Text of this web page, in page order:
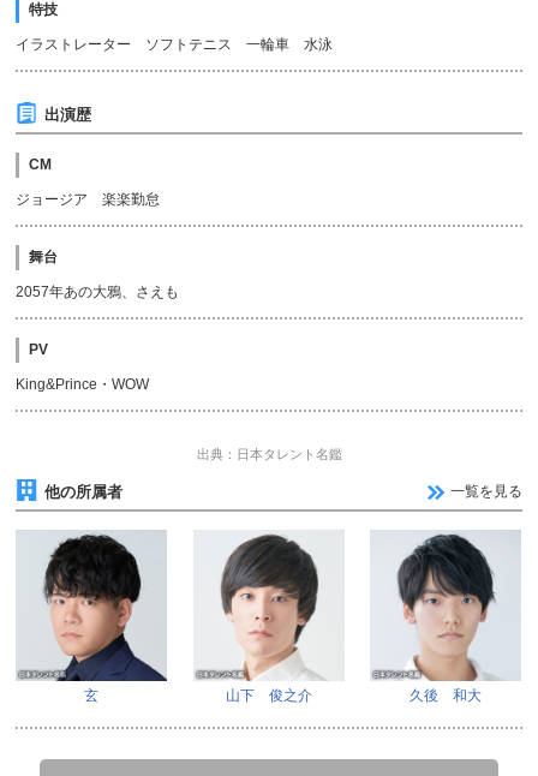
特技
イラストレーター ソフトテニス 一輪車 水泳
出演歴
CM
ジョージア 楽楽勤怠
舞台
2057年あの大鴉、さえも
PV
King&Prince・WOW
出典：日本タレント名鑑
他の所属者 一覧を見る
玄 山下 俊之介 久後 和大